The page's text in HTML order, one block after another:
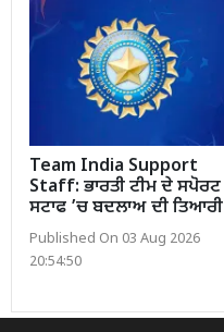
Team India Support
Staff: ਭਾਰਤੀ ਟੀਮ ਦੇ ਸਪੋਰਟ
ਸਟਾਫ ’ਚ ਬਦਲਾਅ ਦੀ ਤਿਆਰੀ
Published On 03 Aug 2026
20:54:50